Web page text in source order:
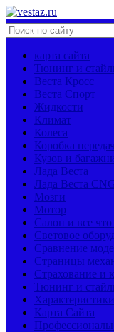
карта сайта
Тюнинг и
Веста Кросс
Веста Спорт
Жидкости
Климат
Колеса
Коробка передач
Кузов и
Лада Веста
Лада Веста
Мозги
Мотор
Салон и все
Световое
Сравнение
Страницы
Страхование и
Тюнинг и
Карта Сайта